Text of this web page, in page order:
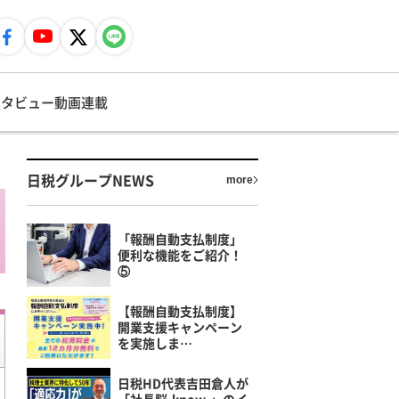
ビュー動画連載
日税グループNEWS more
「報酬自動支払制度」
便利な機能をご紹介！
⑤
【報酬自動支払制度】
開業支援キャンペーン
を実施しま…
日税HD代表吉田倉人が